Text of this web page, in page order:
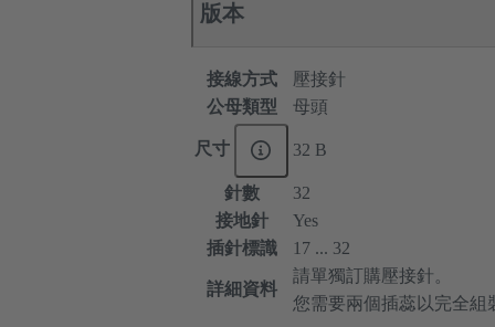
版本
接線方式
壓接針
公母類型
母頭
尺寸 32 B
針數
32
接地針
Yes
插針標識
17 ... 32
詳細資料
請單獨訂購壓接針。
您需要兩個插蕊以完全組